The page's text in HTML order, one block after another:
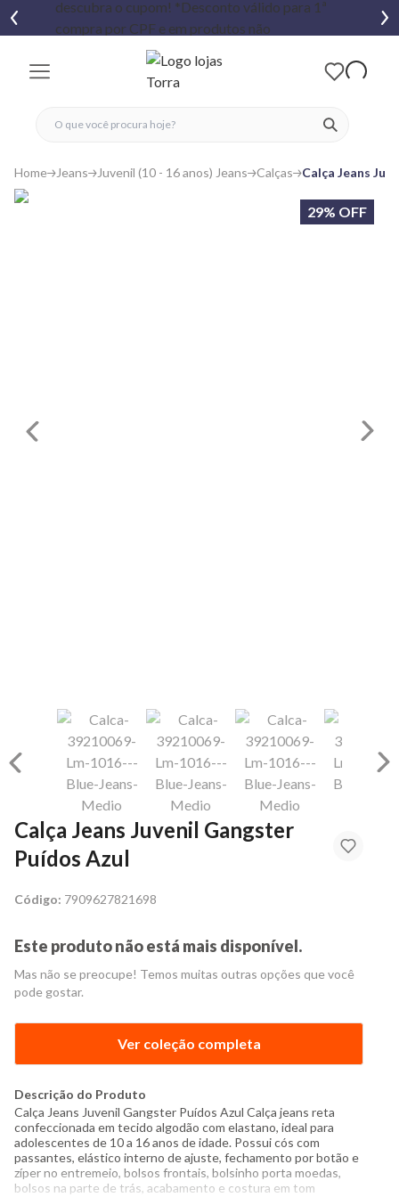
ver
fechar menu
fechar menu
favoritos
Home Jeans Juvenil (10 - 16 anos) Jeans Calças Calça Jeans
29% OFF
Calça Jeans Juvenil Gangster
Puídos Azul
Código: 7909627821698
Este produto não está mais disponível.
Mas não se preocupe! Temos muitas outras opções que você
pode gostar.
Ver coleção completa
Descrição do Produto
Calça Jeans Juvenil Gangster Puídos Azul Calça jeans reta
confeccionada em tecido algodão com elastano, ideal para
adolescentes de 10 a 16 anos de idade. Possui cós com
passantes, elástico interno de ajuste, fechamento por botão e
zíper no entremeio, bolsos frontais, bolsinho porta moedas,
bolsos na parte de trás, acabamento e costura em tom